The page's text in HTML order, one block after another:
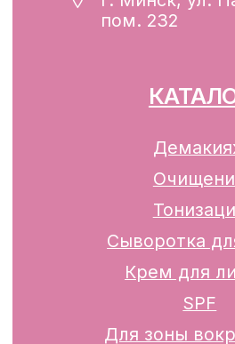
р/с
в ЗАО «АЛЬФА-БАНК»
Разработка сайта